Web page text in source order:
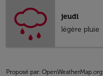
jeudi
légère pluie
Proposé par: OpenWeatherMap.org